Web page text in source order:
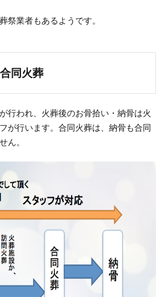
祭業者もあるようです。
同火葬
行われ、火葬後のお骨拾い・納骨は火
が行います。合同火葬は、納骨も合同
ん。